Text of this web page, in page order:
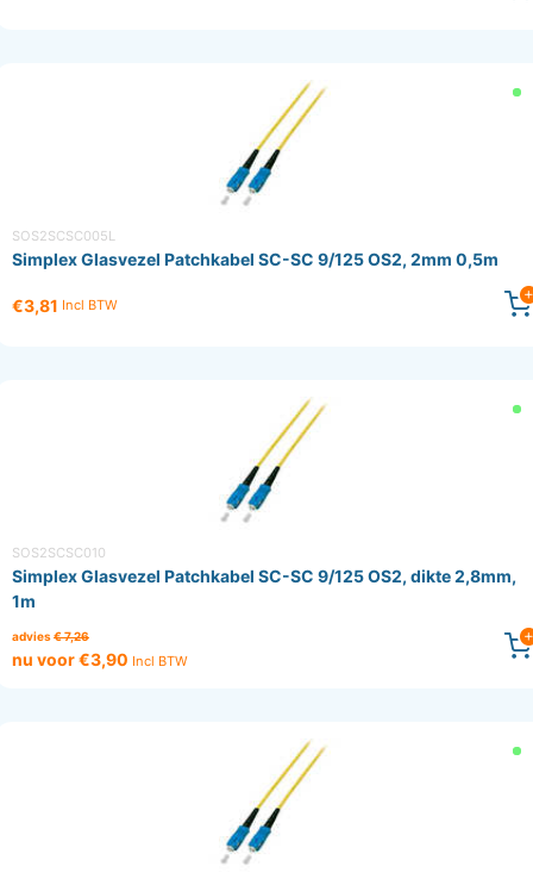
SOS2SCSC005L
Simplex Glasvezel Patchkabel SC-SC 9/125 OS2, 2mm 0,5m
€3,81 Incl BTW
SOS2SCSC010
Simplex Glasvezel Patchkabel SC-SC 9/125 OS2, dikte 2,8mm,
1m
advies€ 7,26
nu voor €3,90 Incl BTW